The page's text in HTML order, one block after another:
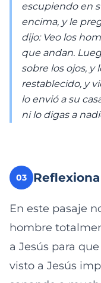
escupiendo en
encima, y le
dijo: Veo los
que andan.
sobre los ojos, y
restablecido, y
lo envió a su
ni lo digas a
03 Reflexiona
En este pasaje
hombre
a Jesús para
visto a Jesús